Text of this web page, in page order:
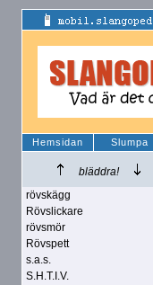
Hemsidan Slumpa
bläddra!
rövskägg
Rövslickare
rövsmör
Rövspett
s.a.s.
S.H.T.I.V.